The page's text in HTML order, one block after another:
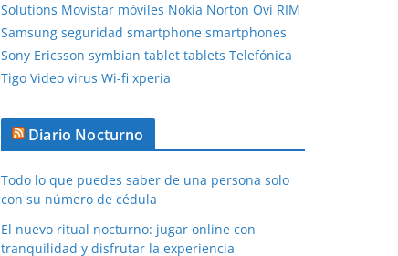
Solutions Movistar móviles Nokia Norton Ovi RIM
Samsung seguridad smartphone smartphones
Sony Ericsson symbian tablet tablets Telefónica
Tigo Video virus Wi-fi xperia
Diario Nocturno
Todo lo que puedes saber de una persona solo
con su número de cédula
El nuevo ritual nocturno: jugar online con
tranquilidad y disfrutar la experiencia